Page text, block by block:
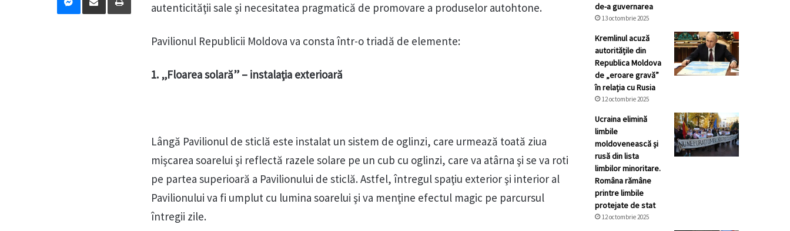
autenticităţii sale şi necesitatea pragmatică de promovare a produselor autohtone.
Pavilionul Republicii Moldova va consta într-o triadă de elemente:
1. „Floarea solară” – instalaţia exterioară
Lângă Pavilionul de sticlă este instalat un sistem de oglinzi, care urmează toată ziua
mişcarea soarelui şi reflectă razele solare pe un cub cu oglinzi, care va atârna şi se va roti
pe partea superioară a Pavilionului de sticlă. Astfel, întregul spaţiu exterior şi interior al
Pavilionului va fi umplut cu lumina soarelui şi va menţine efectul magic pe parcursul
întregii zile.
de-a guvernarea
13 octombrie 2025
Kremlinul acuză
autoritățile din
Republica Moldova
de „eroare gravă”
în relația cu Rusia
12 octombrie 2025
Ucraina elimină
limbile
moldovenească și
rusă din lista
limbilor minoritare.
Româna rămâne
printre limbile
protejate de stat
12 octombrie 2025